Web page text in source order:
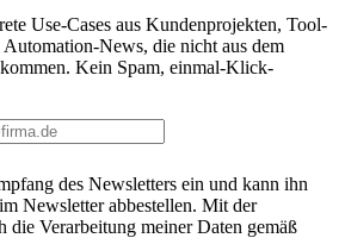
Use-Cases aus Kundenprojekten, Tool-
News, die nicht aus dem
Kein Spam, einmal-Klick-
des Newsletters ein und kann ihn
Newsletter abbestellen. Mit der
die Verarbeitung meiner Daten gemäß